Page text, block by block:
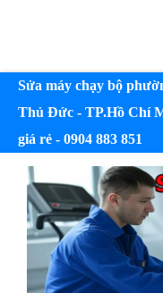
Sửa máy chạy bộ
Thủ Đức - TP.Hồ Chí
giá rẻ - 0904 883 851